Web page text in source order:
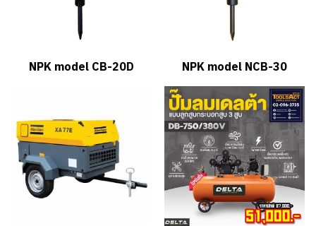
NPK model CB-20D NPK model NCB-30